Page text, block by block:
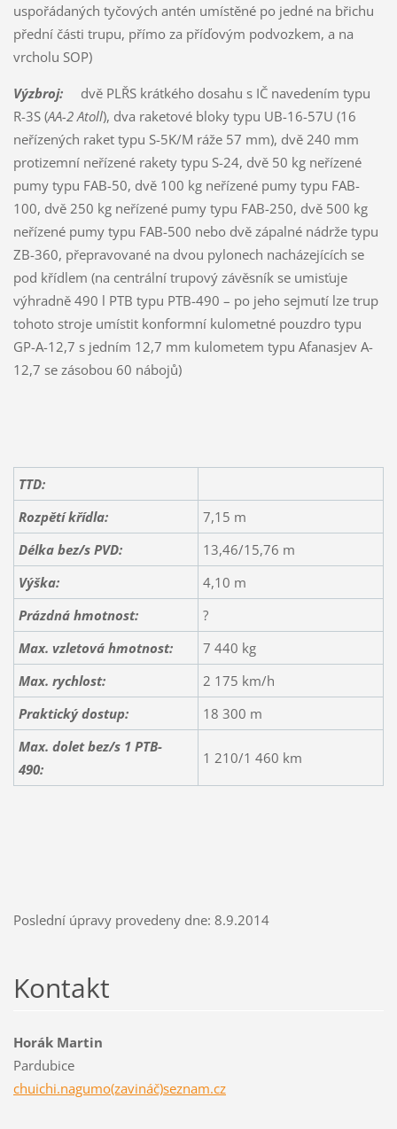
uspořádaných tyčových antén umístěné po jedné na břichu
přední části trupu, přímo za příďovým podvozkem, a na
vrcholu SOP)
Výzbroj:dvě PLŘS krátkého dosahu s IČ navedením typu
R-3S (AA-2 Atoll), dva raketové bloky typu UB-16-57U (16
neřízených raket typu S-5K/M ráže 57 mm), dvě 240 mm
protizemní neřízené rakety typu S-24, dvě 50 kg neřízené
pumy typu FAB-50, dvě 100 kg neřízené pumy typu FAB-
100, dvě 250 kg neřízené pumy typu FAB-250, dvě 500 kg
neřízené pumy typu FAB-500 nebo dvě zápalné nádrže typu
ZB-360, přepravované na dvou pylonech nacházejících se
pod křídlem (na centrální trupový závěsník se umisťuje
výhradně 490 l PTB typu PTB-490 – po jeho sejmutí lze trup
tohoto stroje umístit konformní kulometné pouzdro typu
GP-A-12,7 s jedním 12,7 mm kulometem typu Afanasjev A-
12,7 se zásobou 60 nábojů)
TTD:
Rozpětí křídla:
7,15 m
Délka bez/s PVD:
13,46/15,76 m
Výška:
4,10 m
Prázdná hmotnost:
?
Max. vzletová hmotnost:
7 440 kg
Max. rychlost:
2 175 km/h
Praktický dostup:
18 300 m
Max. dolet bez/s 1 PTB-
490:
1 210/1 460 km
Poslední úpravy provedeny dne: 8.9.2014
Kontakt
Horák Martin
Pardubice
chuichi.nagumo(zavináč)seznam.cz